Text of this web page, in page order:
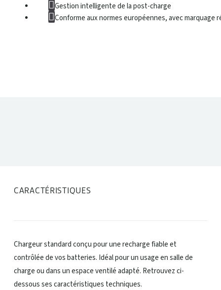
Gestion intelligente de la post-charge
Conforme aux normes européennes, avec marquage
CARACTÉRISTIQUES
Chargeur standard conçu pour une recharge fiable et
contrôlée de vos batteries. Idéal pour un usage en salle de
charge ou dans un espace ventilé adapté. Retrouvez ci-
dessous ses caractéristiques techniques.